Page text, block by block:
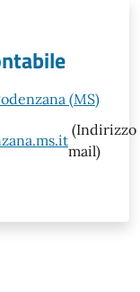
(MS)
(Indirizzo
mail)